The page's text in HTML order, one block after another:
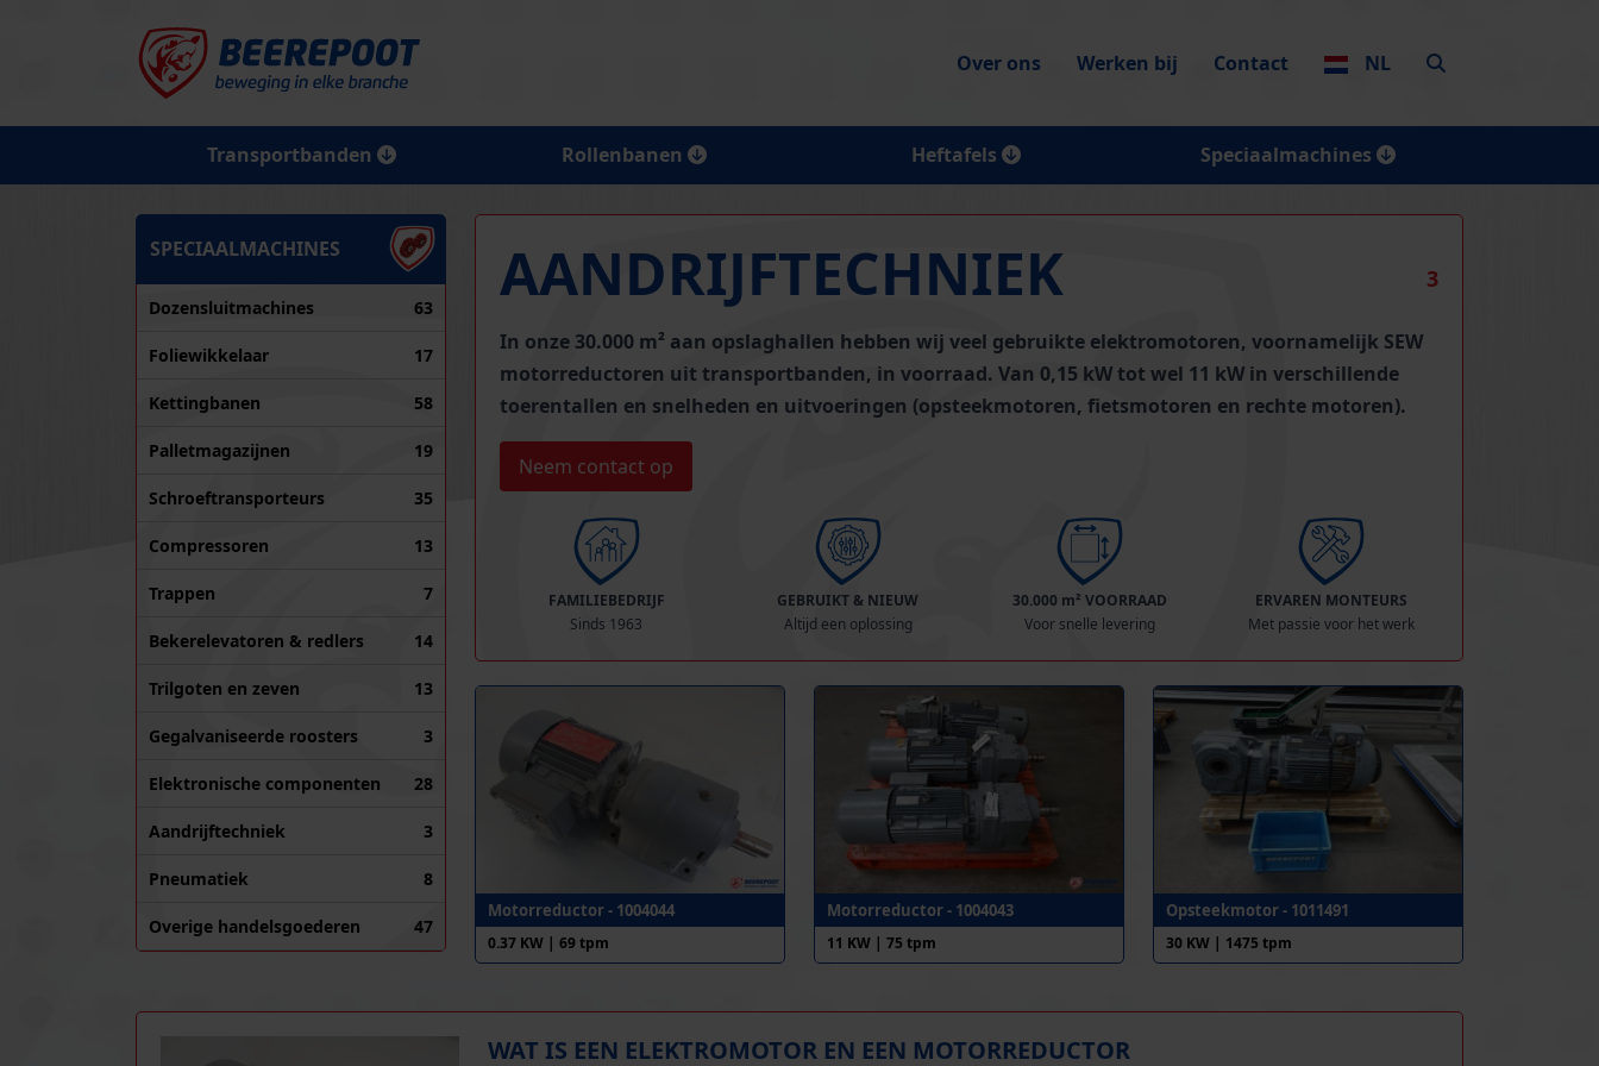
Over ons Werken bij Contact NL
Transportbanden Rollenbanen Heftafels Speciaalmachines
SPECIAALMACHINES
Dozensluitmachines 63
Foliewikkelaar 17
Kettingbanen 58
Palletmagazijnen 19
Schroeftransporteurs 35
Compressoren 13
Trappen 7
Bekerelevatoren & redlers 14
Trilgoten en zeven 13
Gegalvaniseerde roosters 3
Elektronische componenten 28
Aandrijftechniek 3
Pneumatiek 8
Overige handelsgoederen 47
3
AANDRIJFTECHNIEK
In onze 30.000 m² aan opslaghallen hebben wij veel gebruikte elektromotoren, voornamelijk SEW
motorreductoren uit transportbanden, in voorraad. Van 0,15 kW tot wel 11 kW in verschillende
toerentallen en snelheden en uitvoeringen (opsteekmotoren, fietsmotoren en rechte motoren).
Neem contact op
FAMILIEBEDRIJF
Sinds 1963
GEBRUIKT & NIEUW
Altijd een oplossing
30.000 m² VOORRAAD
Voor snelle levering
ERVAREN MONTEURS
Met passie voor het werk
Motorreductor - 1004044
0.37 KW | 69 tpm
Motorreductor - 1004043
11 KW | 75 tpm
Opsteekmotor - 1011491
30 KW | 1475 tpm
WAT IS EEN ELEKTROMOTOR EN EEN MOTORREDUCTOR